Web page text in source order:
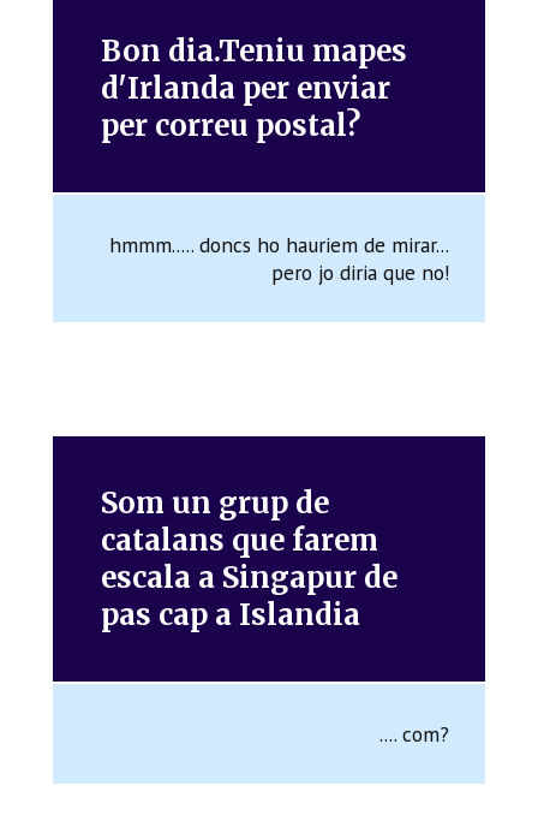
Bon dia.Teniu mapes
d'Irlanda per enviar
per correu postal?
hmmm..... doncs ho hauriem de mirar...
pero jo diria que no!
Som un grup de
catalans que farem
escala a Singapur de
pas cap a Islandia
.... com?